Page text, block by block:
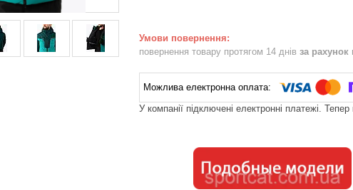
повернення товару протягом 14 днів за рахунок
У компанії підключені електронні платежі.